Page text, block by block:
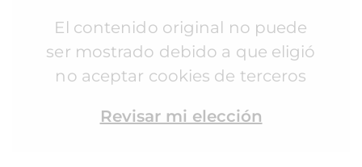
El contenido original no puede
ser mostrado debido a que eligió
no aceptar cookies de terceros
Revisar mi elección